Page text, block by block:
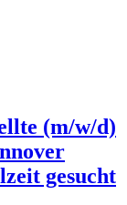
(m/w/d)
gesucht